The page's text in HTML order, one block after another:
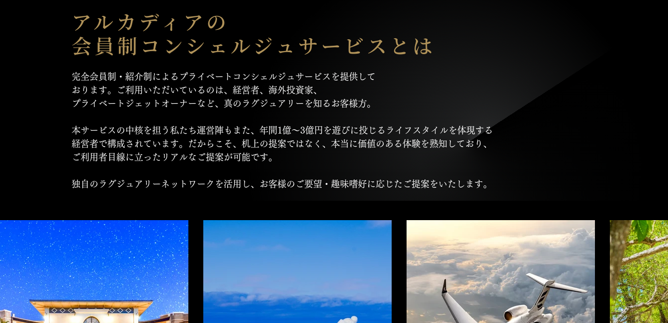
アルカディアの
会員制コンシェルジュサービスとは
完全会員制・紹介制によるプライベートコンシェルジュサービスを提供して
おります。ご利用いただいているのは、経営者、海外投資家、
プライベートジェットオーナーなど、真のラグジュアリーを知るお客様方。
本サービスの中核を担う私たち運営陣もまた、年間1億〜3億円を遊びに投じるライフスタイルを体現する
経営者で構成されています。だからこそ、机上の提案ではなく、本当に価値のある体験を熟知しており、
ご利用者目線に立ったリアルなご提案が可能です。
独自のラグジュアリーネットワークを活用し、お客様のご要望・趣味嗜好に応じたご提案をいたします。